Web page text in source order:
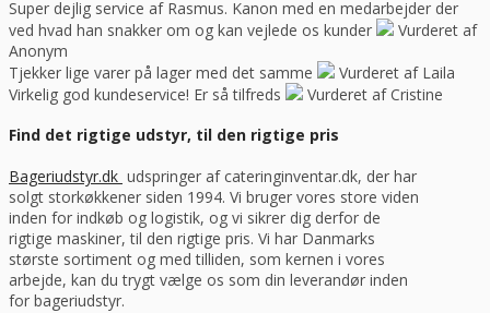
Super dejlig service af Rasmus. Kanon med en medarbejder der
ved hvad han snakker om og kan vejlede os kunder
Vurderet af
Anonym
Tjekker lige varer på lager med det samme
Vurderet af Laila
Virkelig god kundeservice! Er så tilfreds
Vurderet af Cristine
Find det rigtige udstyr, til den rigtige pris
Bageriudstyr.dk udspringer af cateringinventar.dk, der har
solgt storkøkkener siden 1994. Vi bruger vores store viden
inden for indkøb og logistik, og vi sikrer dig derfor de
rigtige maskiner, til den rigtige pris. Vi har Danmarks
største sortiment og med tilliden, som kernen i vores
arbejde, kan du trygt vælge os som din leverandør inden
for bageriudstyr.